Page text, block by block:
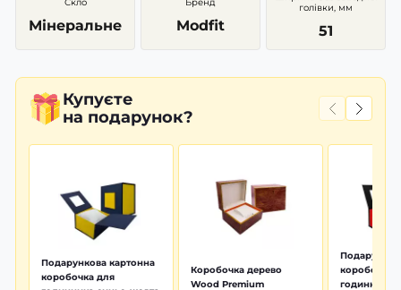
Мінеральне Modfit
голівки, мм
51
Купуєте
на подарунок?
Подарункова картонна
коробочка для
Коробочка дерево
Wood Premium
коробочка
годинника